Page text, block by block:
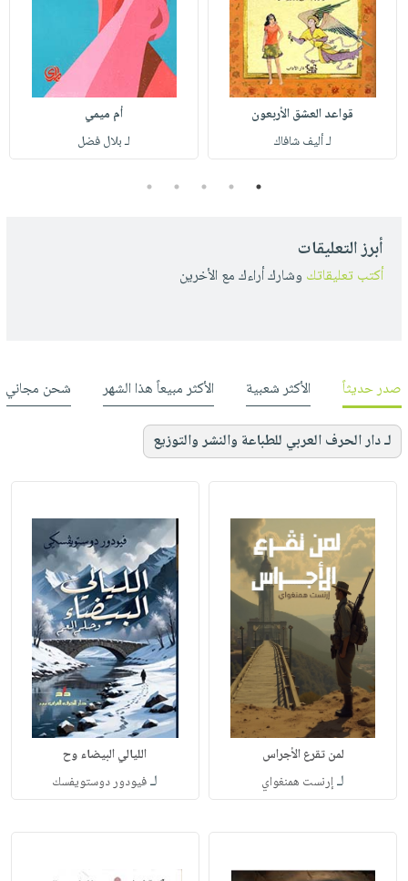
قواعد العشق الأربعون
لـ أليف شافاك
أم ميمي
لـ بلال فضل
1
2
3
4
5
أبرز التعليقات
أكتب تعليقاتك وشارك أراءك مع الأخرين
صدر حديثاً الأكثر شعبية الأكثر مبيعاً هذا الشهر شحن مجاني
لـ دار الحرف العربي للطباعة والنشر والتوزيع
لمن تقرع الأجراس
لـإرنست همنغواي
الليالي البيضاء وح
لـفيودور دوستويفسك